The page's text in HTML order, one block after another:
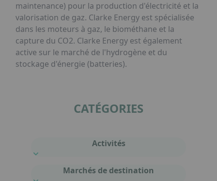
maintenance) pour la production d'électricité et la
valorisation de gaz. Clarke Energy est spécialisée
dans les moteurs à gaz, le biométhane et la
capture du CO2. Clarke Energy est également
active sur le marché de l'hydrogène et du
stockage d'énergie (batteries).
CATÉGORIES
Activités
Marchés de destination